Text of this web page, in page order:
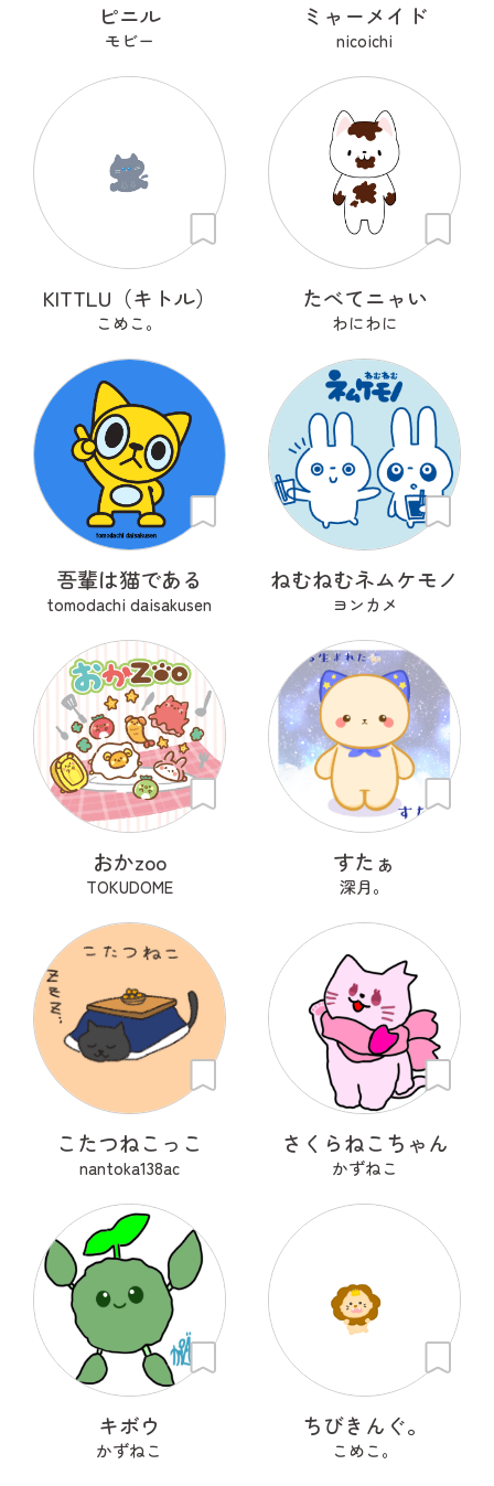
ピニル
モビー
ミャーメイド
nicoichi
KITTLU（キトル）
こめこ。
たべてニャい
わにわに
吾輩は猫である
tomodachi daisakusen
ねむねむネムケモノ
ヨンカメ
おかzoo
TOKUDOME
すたぁ
深月。
こたつねこっこ
nantoka138ac
さくらねこちゃん
かずねこ
キボウ
かずねこ
ちびきんぐ。
こめこ。